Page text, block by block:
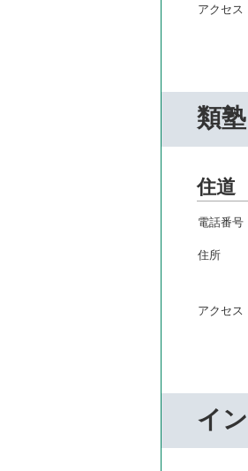
類塾
住道
イ